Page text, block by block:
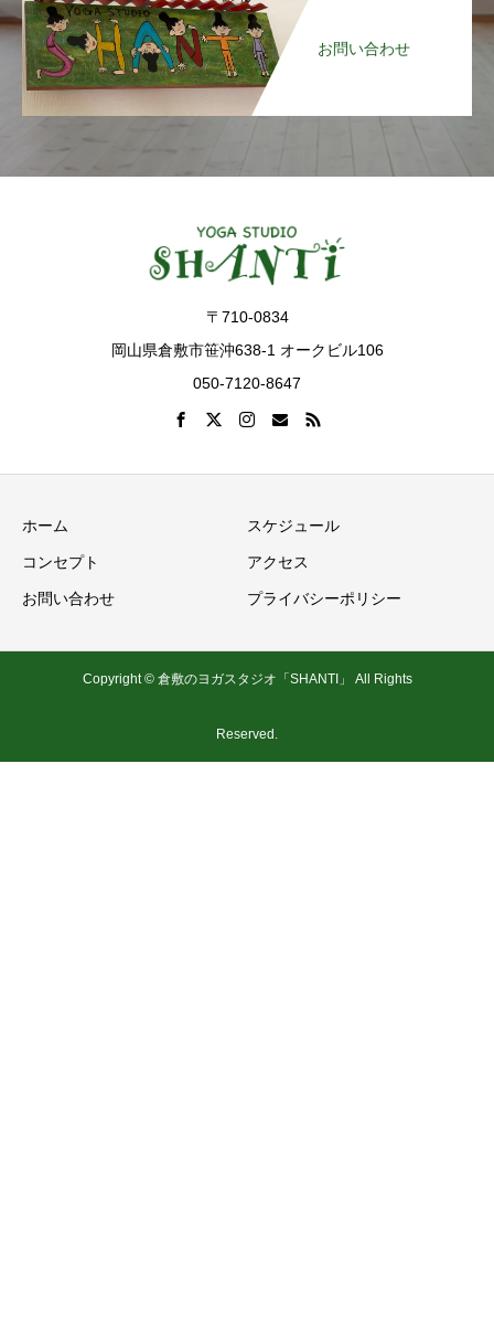
お問い合わせ
〒710-0834
岡山県倉敷市笹沖638-1 オークビル106
050-7120-8647
ホーム スケジュール
コンセプト アクセス
お問い合わせ プライバシーポリシー
Copyright © 倉敷のヨガスタジオ「SHANTI」 All Rights
Reserved.